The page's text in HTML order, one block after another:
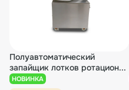
Полуавтоматический
запайщик лотков ротацион...
НОВИНКА